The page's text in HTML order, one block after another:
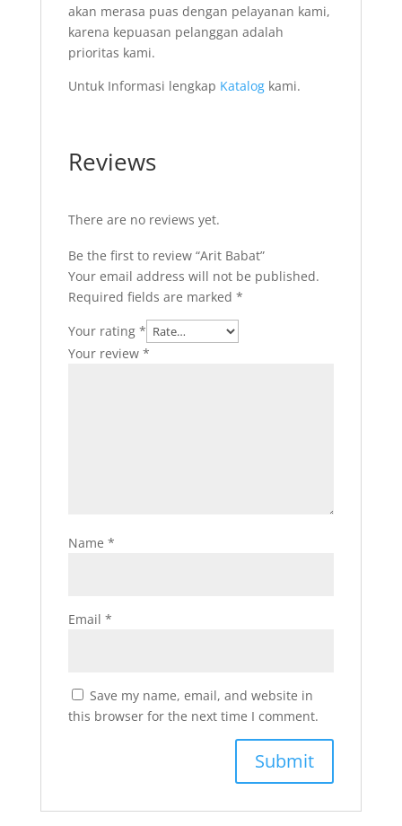
akan merasa puas dengan pelayanan kami,
karena kepuasan pelanggan adalah
prioritas kami.
Untuk Informasi lengkap Katalogkami.
Reviews
There are no reviews yet.
Be the first to review “Arit Babat”
Your email address will not be published.
Required fields are marked *
Your rating *
Your review *
Name *
Email *
Save my name, email, and website in
this browser for the next time I comment.